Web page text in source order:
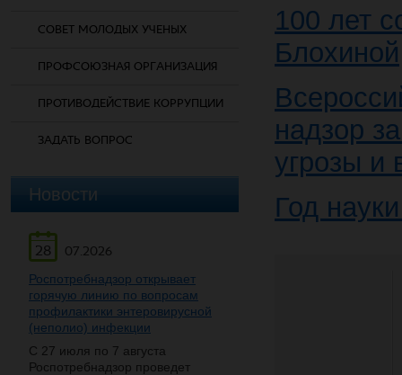
СОВЕТ МОЛОДЫХ УЧЕНЫХ
ПРОФСОЮЗНАЯ ОРГАНИЗАЦИЯ
ПРОТИВОДЕЙСТВИЕ КОРРУПЦИИ
ЗАДАТЬ ВОПРОС
Новости
28
07.2026
Роспотребнадзор открывает
горячую линию по вопросам
профилактики энтеровирусной
(неполио) инфекции
С 27 июля по 7 августа
Роспотребнадзор проведет
100 лет
Блохиной
надзор
угрозы и
Год